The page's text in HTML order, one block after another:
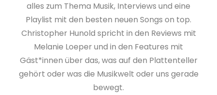
alles zum Thema Musik, Interviews und eine
Playlist mit den besten neuen Songs on top.
Christopher Hunold spricht in den Reviews mit
Melanie Loeper und in den Features mit
Gäst*innen über das, was auf den Plattenteller
gehört oder was die Musikwelt oder uns gerade
bewegt.